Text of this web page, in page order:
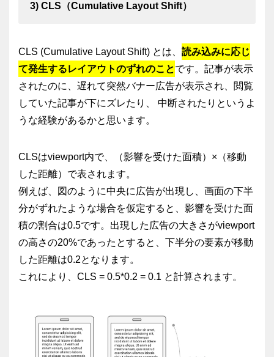
3) CLS（Cumulative Layout Shift）
CLS (Cumulative Layout Shift) とは、 読み込みに応じ
て発生するレイアウトのずれのことです。記事が表示
されたのに、遅れて突然バナー広告が表示され、閲覧
していた記事が下にズレたり、 中断されたりというよ
うな経験があるかと思います。
CLSはviewport内で、（影響を受けた面積）×（移動
した距離）で表されます。
例えば、図のように中央に広告が出現し、画面の下半
分がずれたような場合を仮定すると、影響を受けた面
積の割合は0.5です。出現した広告の大きさがviewport
の高さの20%であったとすると、下半分の要素が移動
した距離は0.2となります。
これにより、CLS = 0.5*0.2 = 0.1 と計算されます。